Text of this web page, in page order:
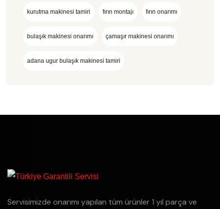
kurutma makinesi tamiri fırın montajı fırın onarımı
bulaşık makinesi onarımı çamaşır makinesi onarımı
adana ugur bulaşık makinesi tamiri
Servisimizde onarımı yapılan tüm ürünler 1 yıl parça ve